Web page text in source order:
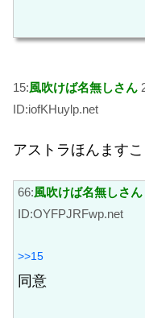
15:風吹けば名無しさん
ID:iofKHuylp.net
アストラほんますこ
66:風吹けば名無しさん
ID:OYFPJRFwp.net
>>15
同意